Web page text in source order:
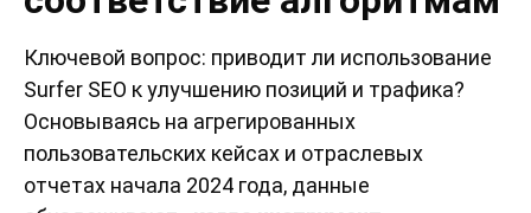
Ключевой вопрос: приводит ли использование
Surfer SEO к улучшению позиций и трафика?
Основываясь на агрегированных
пользовательских кейсах и отраслевых
отчетах начала 2024 года, данные